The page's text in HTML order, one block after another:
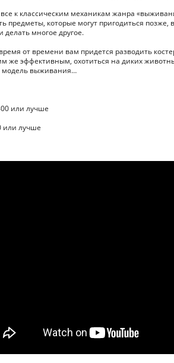
к классическим механикам жанра
предметы, которые могут пригодиться
многое другое.
от времени вам придется разводить
же эффективным, охотиться на диких
модель выживания…
или лучше
или лучше